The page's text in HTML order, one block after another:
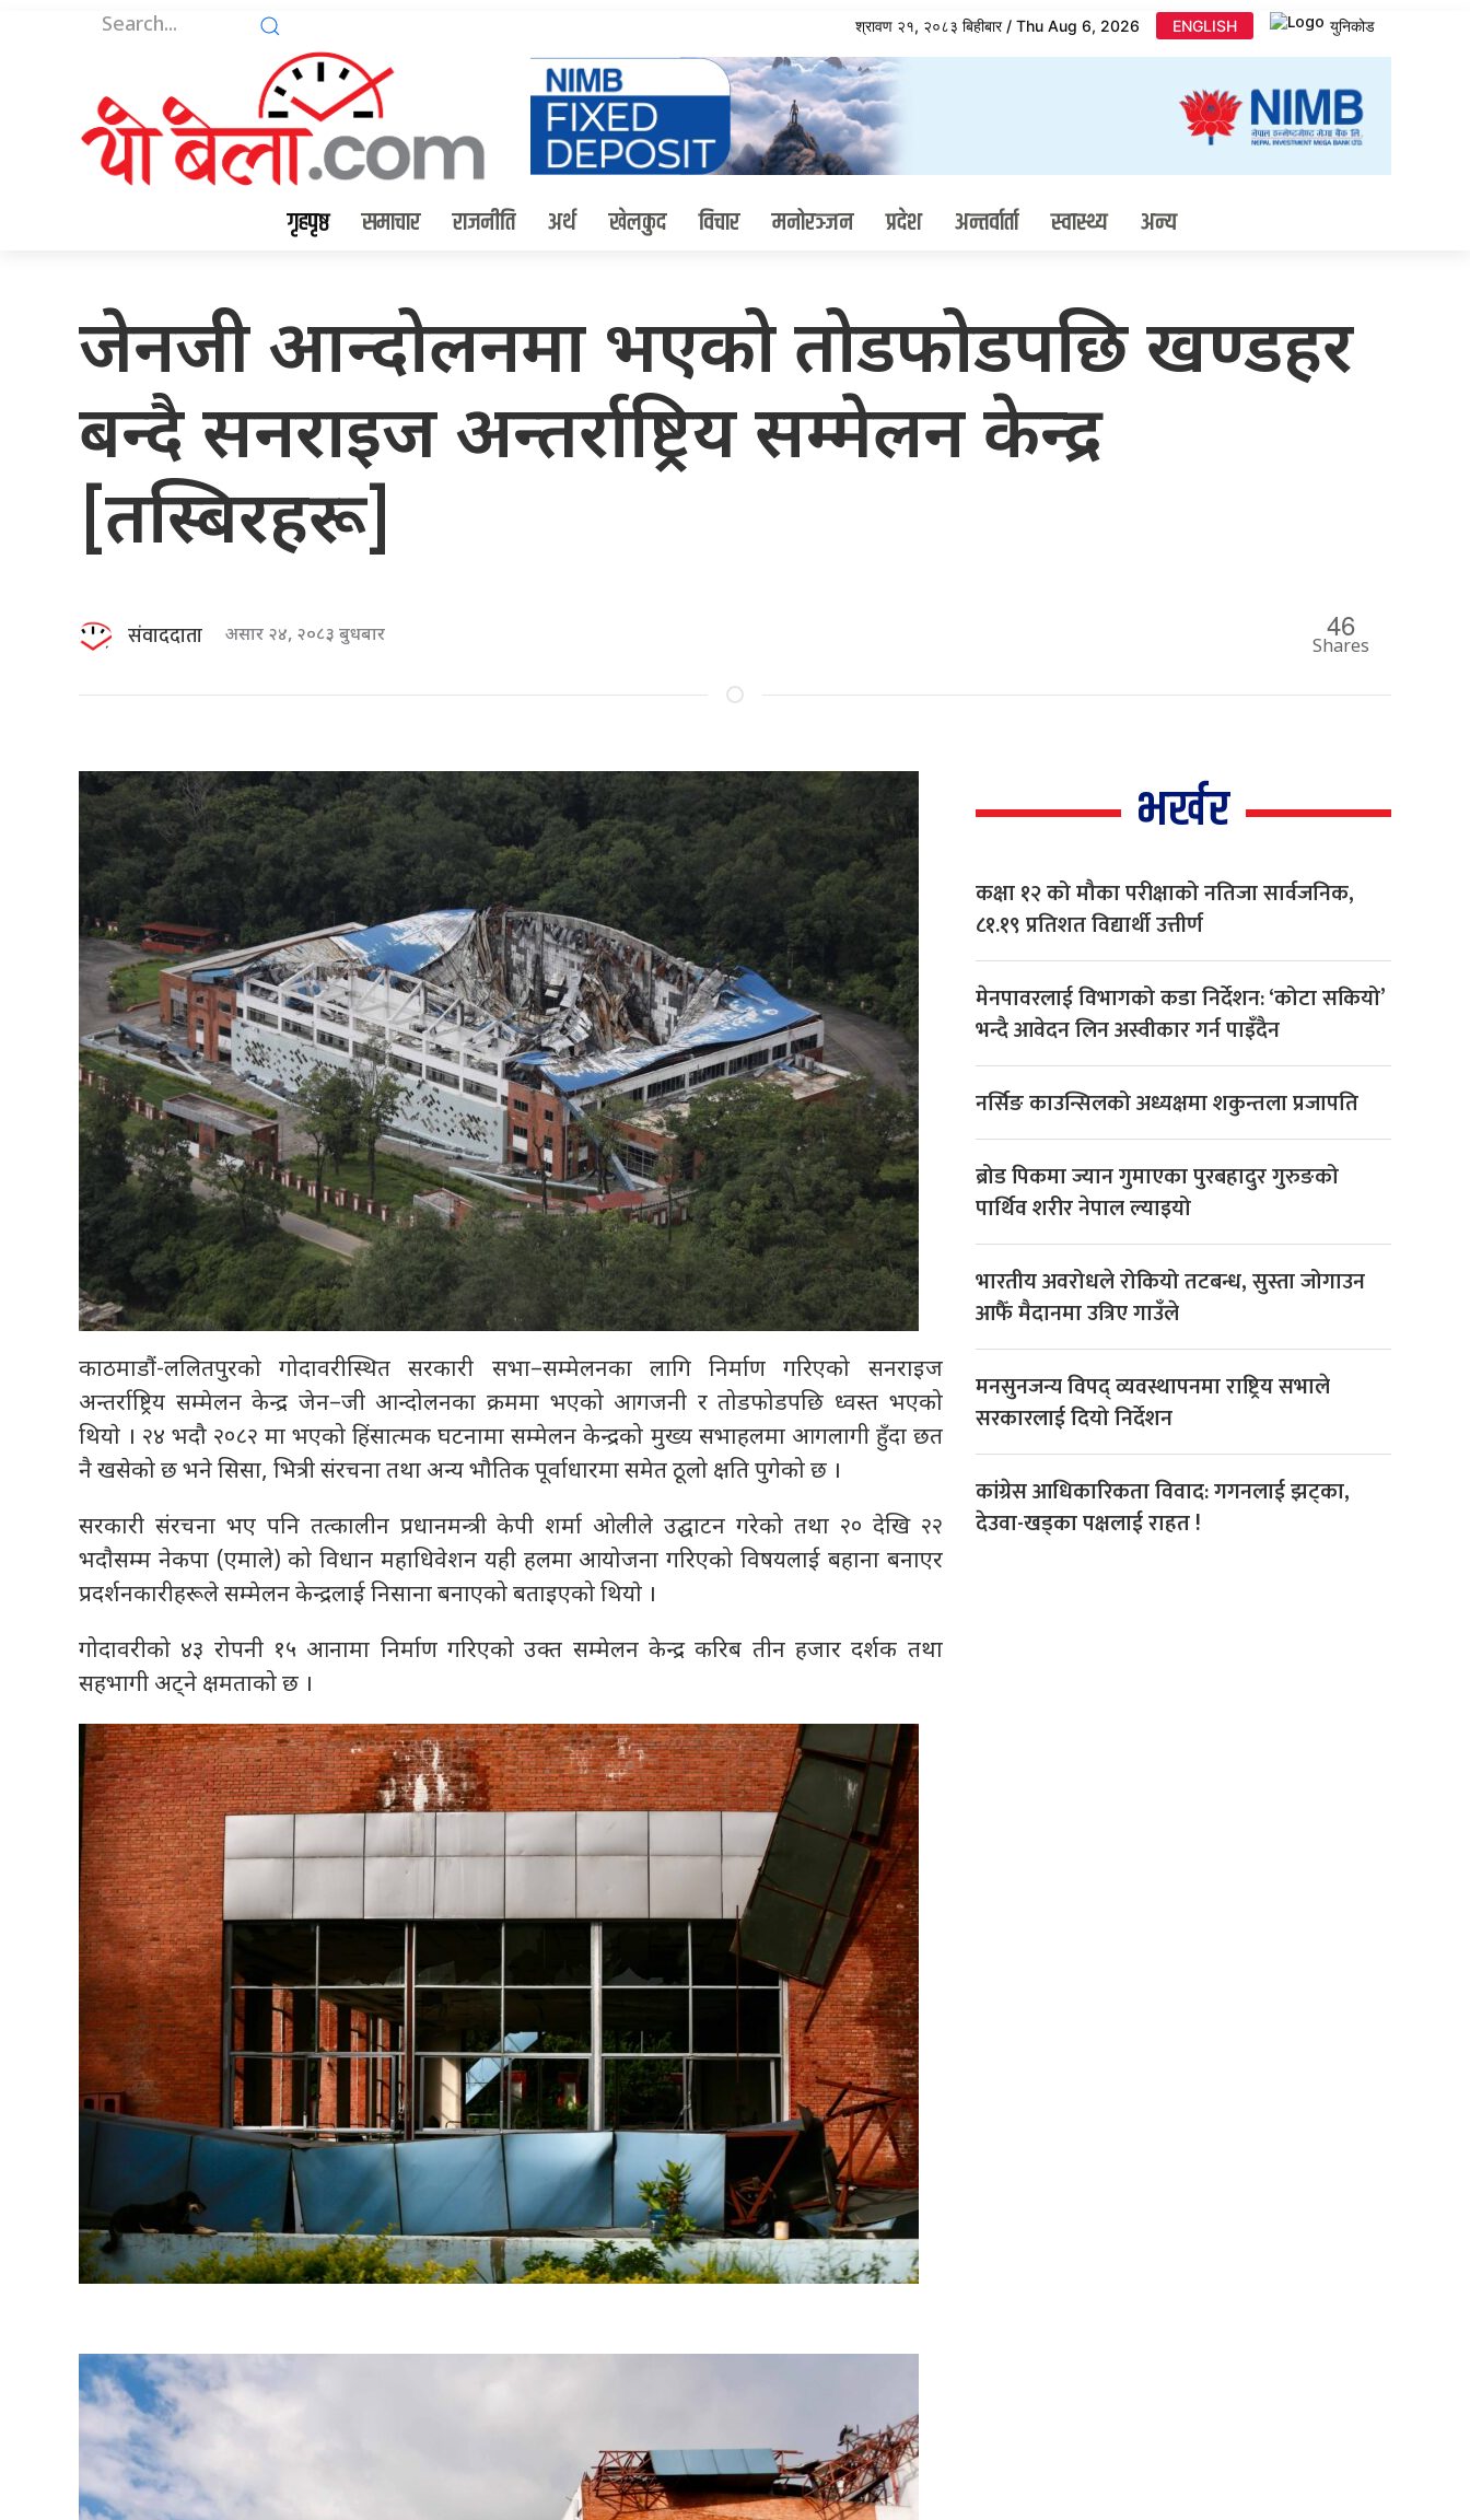
श्रावण २१, २०८३ बिहीबार / Thu Aug 6, 2026 ENGLISH युनिकोड
गृहपृष्ठ समाचार राजनीति अर्थ खेलकुद विचार मनोरञ्जन प्रदेश अन्तर्वार्ता स्वास्थ्य अन्य
जेनजी आन्दोलनमा भएको तोडफोडपछि खण्डहर
बन्दै सनराइज अन्तर्राष्ट्रिय सम्मेलन केन्द्र
[तस्बिरहरू]
संवाददाता असार २४, २०८३ बुधबार 46
Shares
काठमाडौं-ललितपुरको गोदावरीस्थित सरकारी सभा–सम्मेलनका लागि निर्माण गरिएको सनराइज
अन्तर्राष्ट्रिय सम्मेलन केन्द्र जेन–जी आन्दोलनका क्रममा भएको आगजनी र तोडफोडपछि ध्वस्त भएको
थियाे । २४ भदौ २०८२ मा भएको हिंसात्मक घटनामा सम्मेलन केन्द्रको मुख्य सभाहलमा आगलागी हुँदा छत
नै खसेको छ भने सिसा, भित्री संरचना तथा अन्य भौतिक पूर्वाधारमा समेत ठूलो क्षति पुगेको छ ।
सरकारी संरचना भए पनि तत्कालीन प्रधानमन्त्री केपी शर्मा ओलीले उद्घाटन गरेको तथा २० देखि २२
भदाैसम्म नेकपा (एमाले) को विधान महाधिवेशन यही हलमा आयोजना गरिएको विषयलाई बहाना बनाएर
प्रदर्शनकारीहरूले सम्मेलन केन्द्रलाई निसाना बनाएको बताइएको थियाे ।
गोदावरीको ४३ रोपनी १५ आनामा निर्माण गरिएको उक्त सम्मेलन केन्द्र करिब तीन हजार दर्शक तथा
सहभागी अट्ने क्षमताको छ ।
भर्खर
कक्षा १२ को मौका परीक्षाको नतिजा सार्वजनिक,
८१.१९ प्रतिशत विद्यार्थी उत्तीर्ण
मेनपावरलाई विभागको कडा निर्देशन: ‘कोटा सकियो’
भन्दै आवेदन लिन अस्वीकार गर्न पाइँदैन
नर्सिङ काउन्सिलको अध्यक्षमा शकुन्तला प्रजापति
ब्रोड पिकमा ज्यान गुमाएका पुरबहादुर गुरुङको
पार्थिव शरीर नेपाल ल्याइयो
भारतीय अवरोधले रोकियो तटबन्ध, सुस्ता जोगाउन
आफैँ मैदानमा उत्रिए गाउँले
मनसुनजन्य विपद् व्यवस्थापनमा राष्ट्रिय सभाले
सरकारलाई दियो निर्देशन
कांग्रेस आधिकारिकता विवाद: गगनलाई झट्का,
देउवा-खड्का पक्षलाई राहत !